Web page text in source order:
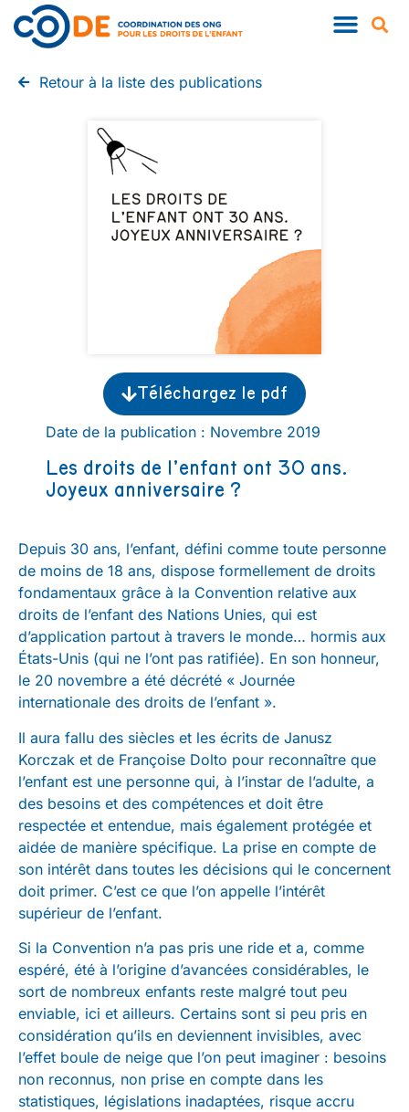
Retour à la liste des publications
Téléchargez le pdf
Date de la publication : Novembre 2019
Les droits de l’enfant ont 30 ans.
Joyeux anniversaire ?
Depuis 30 ans, l’enfant, défini comme toute personne
de moins de 18 ans, dispose formellement de droits
fondamentaux grâce à la Convention relative aux
droits de l’enfant des Nations Unies, qui est
d’application partout à travers le monde… hormis aux
États-Unis (qui ne l’ont pas ratifiée). En son honneur,
le 20 novembre a été décrété « Journée
internationale des droits de l’enfant ».
Il aura fallu des siècles et les écrits de Janusz
Korczak et de Françoise Dolto pour reconnaître que
l’enfant est une personne qui, à l’instar de l’adulte, a
des besoins et des compétences et doit être
respectée et entendue, mais également protégée et
aidée de manière spécifique. La prise en compte de
son intérêt dans toutes les décisions qui le concernent
doit primer. C’est ce que l’on appelle l’intérêt
supérieur de l’enfant.
Si la Convention n’a pas pris une ride et a, comme
espéré, été à l’origine d’avancées considérables, le
sort de nombreux enfants reste malgré tout peu
enviable, ici et ailleurs. Certains sont si peu pris en
considération qu’ils en deviennent invisibles, avec
l’effet boule de neige que l’on peut imaginer : besoins
non reconnus, non prise en compte dans les
statistiques, législations inadaptées, risque accru